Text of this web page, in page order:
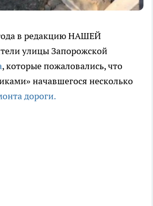
в редакцию НАШЕЙ
улицы Запорожской
, которые пожаловались, что
начавшегося несколько
дороги.